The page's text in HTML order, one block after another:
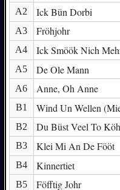
A2 Ick Bün Dorbi
A3 Fröhjohr
A4 Ick Smöök Nich
A5 De Ole Mann
A6 Anne, Oh Anne
B1 Wind Un Wellen
B2 Du Büst Veel To
B3 Klei Mi An De Fööt
B4 Kinnertiet
B5 Föfftig Johr